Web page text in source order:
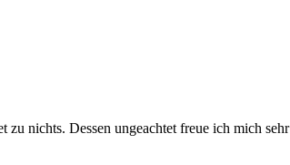
nichts. Dessen un­ge­achtet freue ich mich